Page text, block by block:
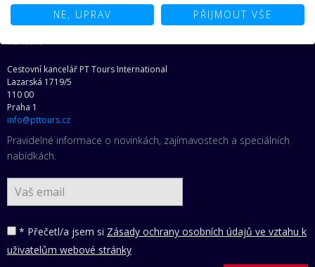
Najděte svoji loď snů
Ze světa lodí
Kontakt
Cestovní kancelář PT Tours International
Lazarská 1719/5
110 00
Praha 1
info@pttours.cz
Pravidelné informace o novinkách, zajímavostech a speciálních
nabídkách.
* Přečetl/a jsem si Zásady ochrany osobních údajů ve vztahu k
uživatelům webové stránky
NE, UPRAV PŘIJMOUT VŠE